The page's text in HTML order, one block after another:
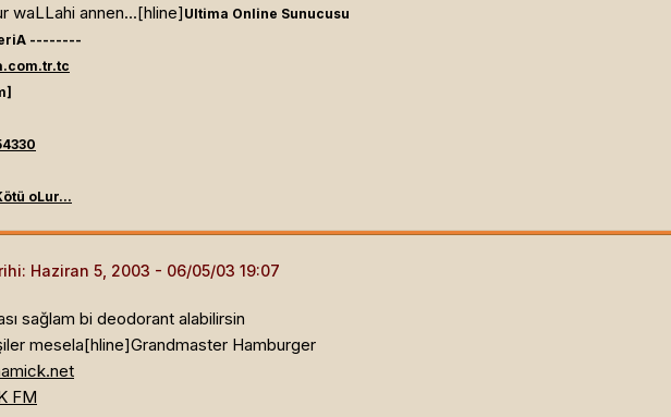
waLLahi annen...[hline] Ultima Online Sunucusu
--------
oLur...
Haziran 5, 2003
sağlam bi deodorant alabilirsin
mesela[hline]Grandmaster Hamburger
FM